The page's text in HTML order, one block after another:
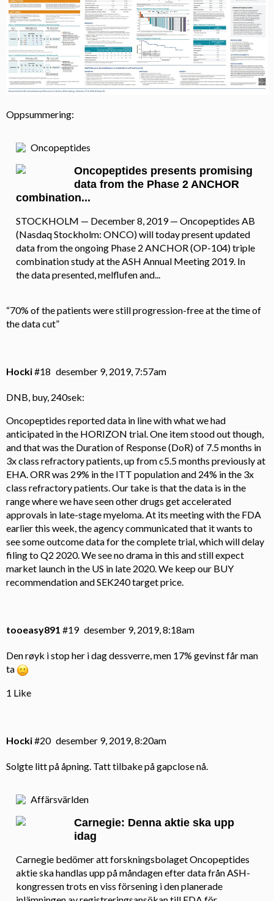
Oppsummering:
Oncopeptides
Oncopeptides presents promising
data from the Phase 2 ANCHOR
combination...
STOCKHOLM — December 8, 2019 — Oncopeptides AB
(Nasdaq Stockholm: ONCO) will today present updated
data from the ongoing Phase 2 ANCHOR (OP-104) triple
combination study at the ASH Annual Meeting 2019. In
the data presented, melflufen and...
“70% of the patients were still progression-free at the time of
the data cut”
Hocki desember 9, 2019, 7:57am
#18
DNB, buy, 240sek:
Oncopeptides reported data in line with what we had
anticipated in the HORIZON trial. One item stood out though,
and that was the Duration of Response (DoR) of 7.5 months in
3x class refractory patients, up from c5.5 months previously at
EHA. ORR was 29% in the ITT population and 24% in the 3x
class refractory patients. Our take is that the data is in the
range where we have seen other drugs get accelerated
approvals in late-stage myeloma. At its meeting with the FDA
earlier this week, the agency communicated that it wants to
see some outcome data for the complete trial, which will delay
filing to Q2 2020. We see no drama in this and still expect
market launch in the US in late 2020. We keep our BUY
recommendation and SEK240 target price.
tooeasy891 desember 9, 2019, 8:18am
#19
Den røyk i stop her i dag dessverre, men 17% gevinst får man
ta
1 Like
Hocki desember 9, 2019, 8:20am
#20
Solgte litt på åpning. Tatt tilbake på gapclose nå.
Affärsvärlden
Carnegie: Denna aktie ska upp
idag
Carnegie bedömer att forskningsbolaget Oncopeptides
aktie ska handlas upp på måndagen efter data från ASH-
kongressen trots en viss försening i den planerade